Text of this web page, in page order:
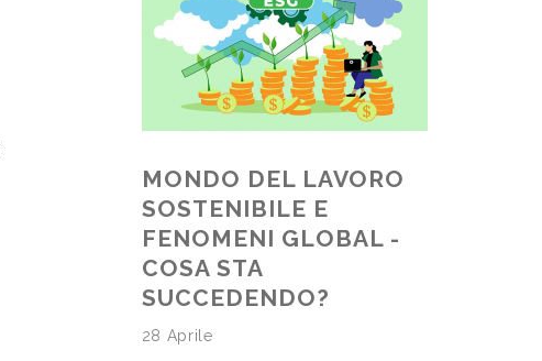
MONDO DEL LAVORO
SOSTENIBILE E
FENOMENI GLOBAL -
COSA STA
SUCCEDENDO?
28 Aprile